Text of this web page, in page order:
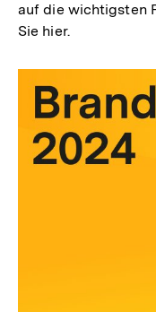
auf die wichtigsten
Sie hier.